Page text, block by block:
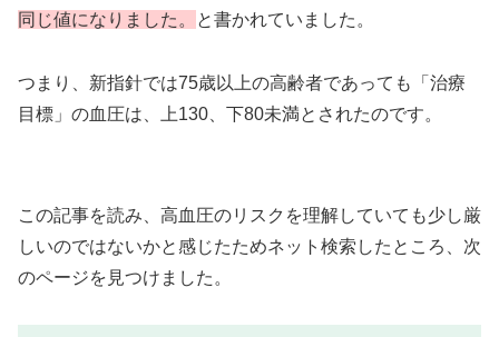
同じ値になりました。
と書かれていました。
つまり、新指針では75歳以上の高齢者であっても「治療
目標」の血圧は、上130、下80未満とされたのです。
この記事を読み、高血圧のリスクを理解していても少し厳
しいのではないかと感じたためネット検索したところ、次
のページを見つけました。